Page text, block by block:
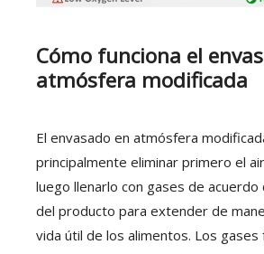
Cómo funciona el
atmósfera modificada
El envasado en atmósfera
principalmente eliminar primero el
luego llenarlo con gases de acuerdo
del producto para extender de
vida útil de los alimentos. Los gases